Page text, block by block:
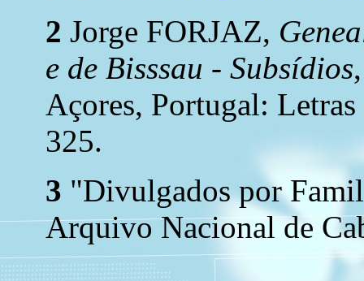
2 Jorge FORJAZ,
e de Bisssau - Subsídios
Açores, Portugal:
325.
3 "Divulgados por
Arquivo Nacional de